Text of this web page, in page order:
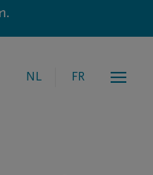
NL FR